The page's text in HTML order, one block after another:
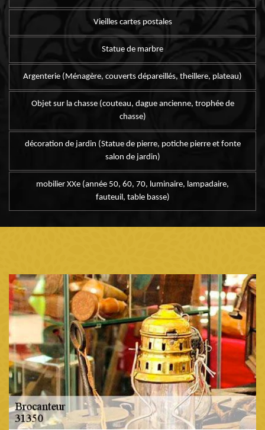
Vieilles cartes postales
Statue de marbre
Argenterie (Ménagère, couverts dépareillés, theillere, plateau)
Objet sur la chasse (couteau, dague ancienne, trophée de
chasse)
décoration de jardin (Statue de pierre, potiche pierre et fonte
salon de jardin)
mobilier XXe (année 50, 60, 70, luminaire, lampadaire,
fauteuil, table basse)